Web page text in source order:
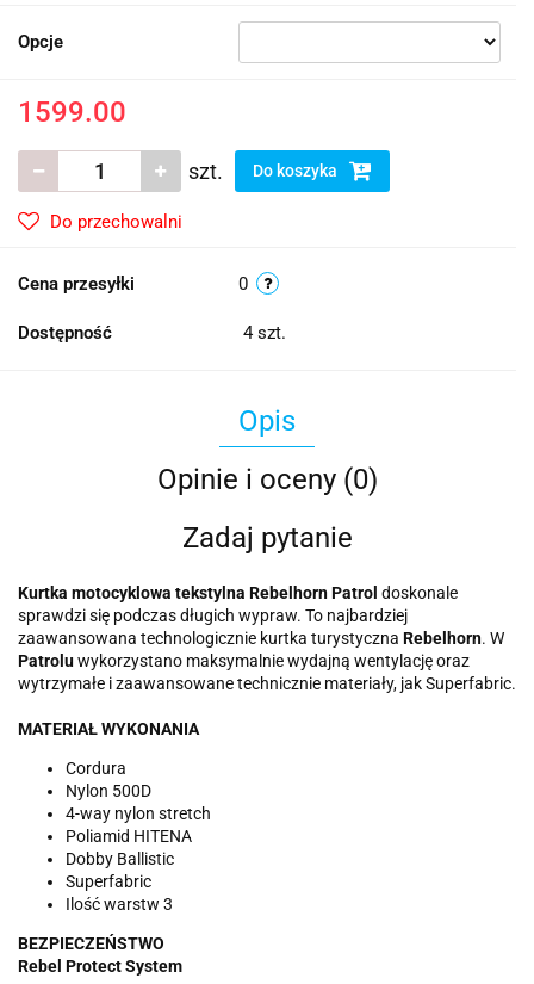
Opcje
1599.00
szt. Do koszyka
Do przechowalni
Cena przesyłki 0
Dostępność 4 szt.
Opis
Opinie i oceny (0)
Zadaj pytanie
Kurtka motocyklowa tekstylna Rebelhorn Patrol doskonale
sprawdzi się podczas długich wypraw. To najbardziej
zaawansowana technologicznie kurtka turystyczna Rebelhorn. W
Patroluwykorzystano maksymalnie wydajną wentylację oraz
wytrzymałe i zaawansowane technicznie materiały, jak Superfabric.
MATERIAŁ WYKONANIA
Cordura
Nylon 500D
4-way nylon stretch
Poliamid HITENA
Dobby Ballistic
Superfabric
Ilość warstw 3
BEZPIECZEŃSTWO
Rebel Protect System